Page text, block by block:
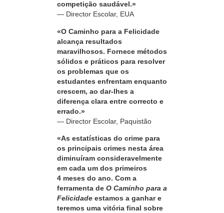
competição saudável.»
— Director Escolar, EUA
«O Caminho para a Felicidade
alcança resultados
maravilhosos. Fornece métodos
sólidos e práticos para resolver
os problemas que os
estudantes enfrentam enquanto
crescem, ao dar‑lhes a
diferença clara entre correcto e
errado.»
— Director Escolar, Paquistão
«As estatísticas do crime para
os principais crimes nesta área
diminuíram consideravelmente
em cada um dos primeiros
4 meses do ano. Com a
ferramenta de O Caminho para a
Felicidade estamos a ganhar e
teremos uma vitória final sobre